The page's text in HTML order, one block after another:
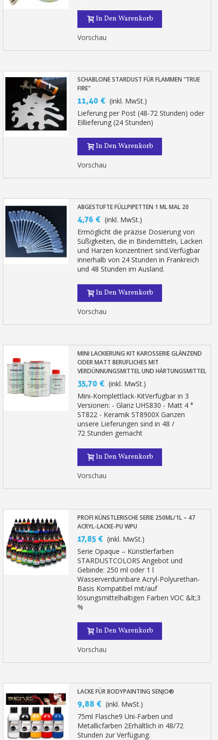
In Den Warenkorb
Vorschau
SCHABLONE STARDUST FÜR FLAMMEN "TRUE
FIRE"
11,40 € (inkl. MwSt.)
Lieferung per Post (48-72 Stunden) oder
Eillieferung (24 Stunden)
In Den Warenkorb
Vorschau
ABGESTUFTE FÜLLPIPETTEN 1 ML MAL 20
4,76 € (inkl. MwSt.)
Ermöglicht die präzise Dosierung von
Süßigkeiten, die in Bindemitteln, Lacken
und Harzen konzentriert sind.Verfügbar
innerhalb von 24 Stunden in Frankreich
und 48 Stunden im Ausland.
In Den Warenkorb
Vorschau
MINI LACKIERUNG KIT KAROSSERIE GLÄNZEND
ODER MATT BERUFLICHES MIT
VERDÜNNUNGSMITTEL UND HÄRTUNGSMITTEL
35,70 € (inkl. MwSt.)
Mini-Komplettlack-KitVerfügbar in 3
Versionen: - Glanz UHS830 - Matt 4 °
ST822 - Keramik ST8900X Ganzen
unsere Lieferungen sind in 48 /
72 Stunden gemacht
In Den Warenkorb
Vorschau
PROFI KÜNSTLERISCHE SERIE 250ML/1L – 47
ACRYL-LACKE-PU WPU
17,85 € (inkl. MwSt.)
Serie Opaque – Künstlerfarben
STARDUSTCOLORS Angebot und
Gebinde: 250 ml oder 1 l
Wasserverdünnbare Acryl-Polyurethan-
Basis Kompatibel mit/auf
lösungsmittelhaltigen Farben VOC &lt;3
%
In Den Warenkorb
Vorschau
LACKE FÜR BODYPAINTING SENJO®
9,88 € (inkl. MwSt.)
75ml Flasche9 Uni-Farben und
Metallicfarben 2Erhältlich in 48/72
Stunden zur Verfügung.